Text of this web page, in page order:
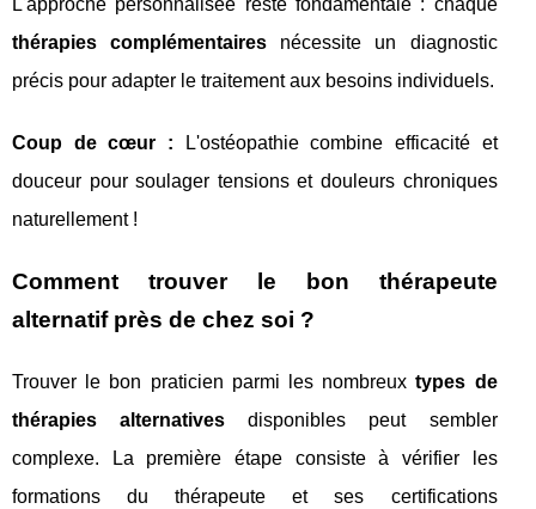
L'approche personnalisée reste fondamentale : chaque
thérapies complémentaires nécessite un diagnostic
précis pour adapter le traitement aux besoins individuels.
Coup de cœur : L'ostéopathie combine efficacité et
douceur pour soulager tensions et douleurs chroniques
naturellement !
Comment trouver le bon thérapeute
alternatif près de chez soi ?
Trouver le bon praticien parmi les nombreuxtypes de
thérapies alternatives disponibles peut sembler
complexe. La première étape consiste à vérifier les
formations du thérapeute et ses certifications